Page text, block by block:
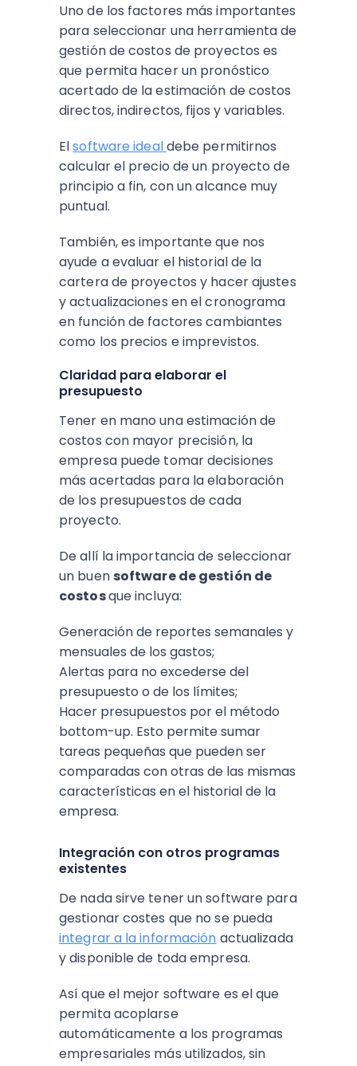
Uno de los factores más importantes
para seleccionar una herramienta de
gestión de costos de proyectos es
que permita hacer un pronóstico
acertado de la estimación de costos
directos, indirectos, fijos y variables.
Elsoftware idealdebe permitirnos
calcular el precio de un proyecto de
principio a fin, con un alcance muy
puntual.
También, es importante que nos
ayude a evaluar el historial de la
cartera de proyectos y hacer ajustes
y actualizaciones en el cronograma
en función de factores cambiantes
como los precios e imprevistos.
Claridad para elaborar el
presupuesto
Tener en mano una estimación de
costos con mayor precisión, la
empresa puede tomar decisiones
más acertadas para la elaboración
de los presupuestos de cada
proyecto.
De allí la importancia de seleccionar
un buen software de gestión de
costosque incluya:
Generación de reportes semanales y
mensuales de los gastos;
Alertas para no excederse del
presupuesto o de los límites;
Hacer presupuestos por el método
bottom-up. Esto permite sumar
tareas pequeñas que pueden ser
comparadas con otras de las mismas
características en el historial de la
empresa.
Integración con otros programas
existentes
De nada sirve tener un software para
gestionar costes que no se pueda
integrar a la información actualizada
y disponible de toda empresa.
Así que el mejor software es el que
permita acoplarse
automáticamente a los programas
empresariales más utilizados, sin